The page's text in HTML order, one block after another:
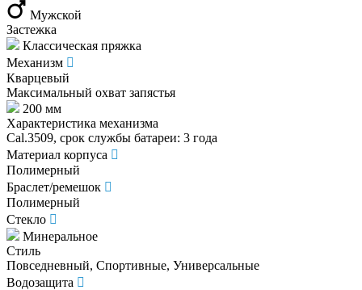
Мужской
Застежка
Классическая пряжка
Механизм
Кварцевый
Максимальный охват запястья
200 мм
Характеристика механизма
Cal.3509, срок службы батареи: 3 года
Материал корпуса
Полимерный
Браслет/ремешок
Полимерный
Стекло
Минеральное
Стиль
Повседневный, Спортивные, Универсальные
Водозащита